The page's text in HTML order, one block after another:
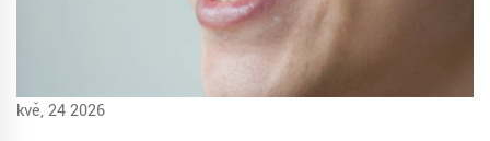
kvě, 24 2026